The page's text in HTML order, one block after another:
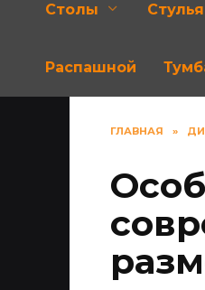
Столы Стулья
Распашной
ГЛАВНАЯ »